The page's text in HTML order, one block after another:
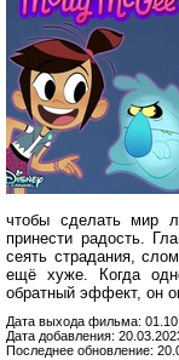
чтобы сделать мир
принести радость.
сеять страдания,
ещё хуже. Когда
обратный эффект, он
Дата выхода фильма:
Дата добавления:
Последнее обновление: